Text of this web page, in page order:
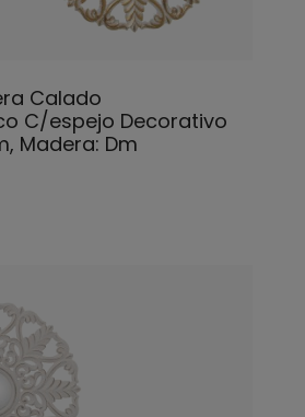
Calado
C/espejo Decorativo
Madera: Dm